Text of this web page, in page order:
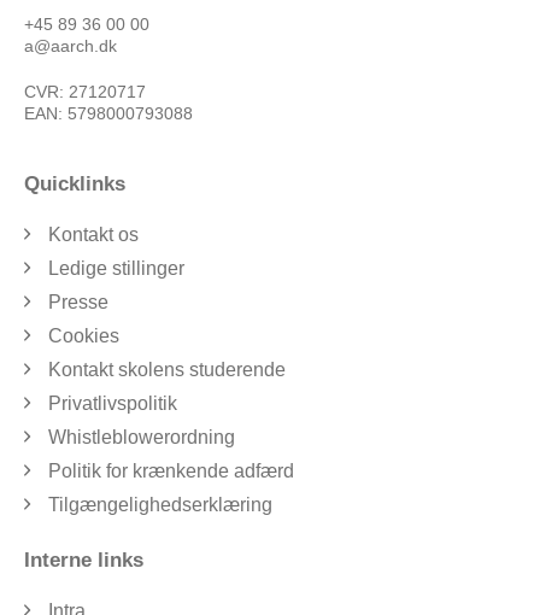
+45 89 36 00 00
a@aarch.dk
CVR: 27120717
EAN: 5798000793088
Quicklinks
Kontakt os
Ledige stillinger
Presse
Cookies
Kontakt skolens studerende
Privatlivspolitik
Whistleblowerordning
Politik for krænkende adfærd
Tilgængelighedserklæring
Interne links
Intra